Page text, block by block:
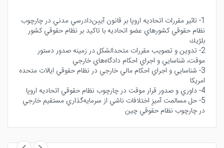
1- تاثير مقررات اتحاديه اروپا بر قانون آيين‌دادرسي مدني در چارچوب
نظام حقوقي كشورهاي عضو اتحاديه با تاكيد بر نظام حقوقي كشور
بلژيك
2- تدوين و تصويب مقررات متحدالشكل در زمينه صدور دستور
موقت، شناسايي و اجراي احكام دادگاه‌هاي خارجي
3- شناسايي و اجراي احكام مالي خارجي در نظام حقوقي ايالات متحده
امريكا
4- داوري و صدور قرار موقت در چارچوب نظام حقوقي اتحاديه اروپا
5- حل مسالمت آميزِ اختلافات ناشي از سرمايه‌گذاري مستقيم خارجي
در چارچوب نظام حقوقي چين